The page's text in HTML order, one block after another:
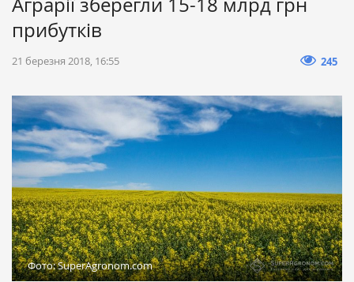
прибутків
21 березня 2018, 16:55 245
Фото: SuperAgronom.com